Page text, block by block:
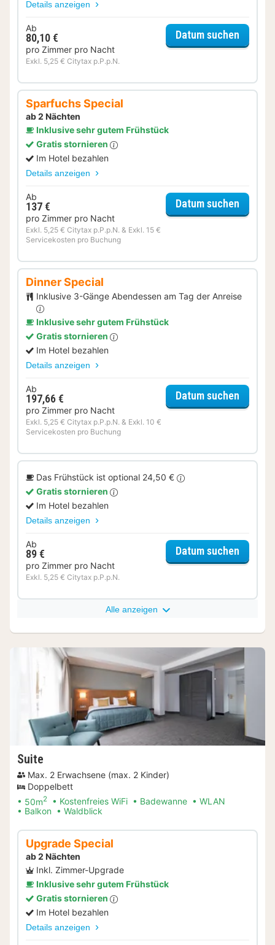
Details anzeigen
Ab
80,10 €
pro Zimmer pro Nacht
Exkl. 5,25 € Citytax p.P.p.N.
Datum suchen
Sparfuchs Special
ab 2 Nächten
Inklusive sehr gutem Frühstück
Gratis stornieren
Im Hotel bezahlen
Details anzeigen
Ab
137 €
pro Zimmer pro Nacht
Exkl. 5,25 € Citytax p.P.p.N. & Exkl. 15 €
Servicekosten pro Buchung
Datum suchen
Dinner Special
Inklusive 3-Gänge Abendessen am Tag der Anreise
Inklusive sehr gutem Frühstück
Gratis stornieren
Im Hotel bezahlen
Details anzeigen
Ab
197,66 €
pro Zimmer pro Nacht
Exkl. 5,25 € Citytax p.P.p.N. & Exkl. 10 €
Servicekosten pro Buchung
Datum suchen
Das Frühstück ist optional 24,50 €
Gratis stornieren
Im Hotel bezahlen
Details anzeigen
Ab
89 €
pro Zimmer pro Nacht
Exkl. 5,25 € Citytax p.P.p.N.
Datum suchen
Alle anzeigen
Suite
Max. 2 Erwachsene (max. 2 Kinder)
Doppelbett
50m2 Kostenfreies WiFi Badewanne
WLAN
Balkon
Waldblick
Upgrade Special
ab 2 Nächten
Inkl. Zimmer-Upgrade
Inklusive sehr gutem Frühstück
Gratis stornieren
Im Hotel bezahlen
Details anzeigen